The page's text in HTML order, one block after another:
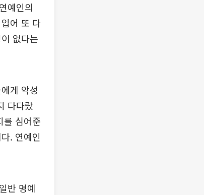
예인의
어 또 다
없다는
게 악성
다다랐
를 심어준
. 연예인
반 명예